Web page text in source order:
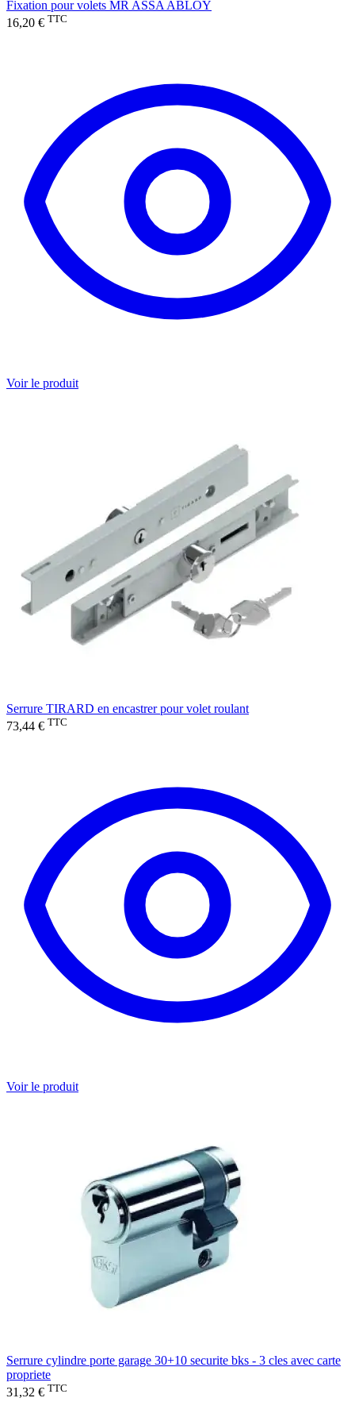
Fixation pour volets MR ASSA ABLOY
16,20 € TTC
Voir le produit
Serrure TIRARD en encastrer pour volet roulant
73,44 € TTC
Voir le produit
Serrure cylindre porte garage 30+10 securite bks - 3 cles avec carte
propriete
31,32 € TTC